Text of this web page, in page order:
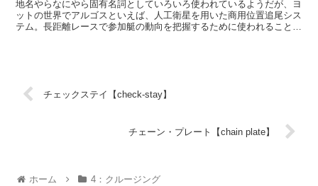
地名やらなにやら固有名詞としていろいろ使われているようだが、ヨ
ットの世界でアルゴスといえば、人工衛星を用いた商用位置追尾シス
テム。長距離レースで参加艇の動向を把握するために使われることが
チェックステイ【check-stay】
チェーン・プレート【chain plate】
ホーム 4：クルージング